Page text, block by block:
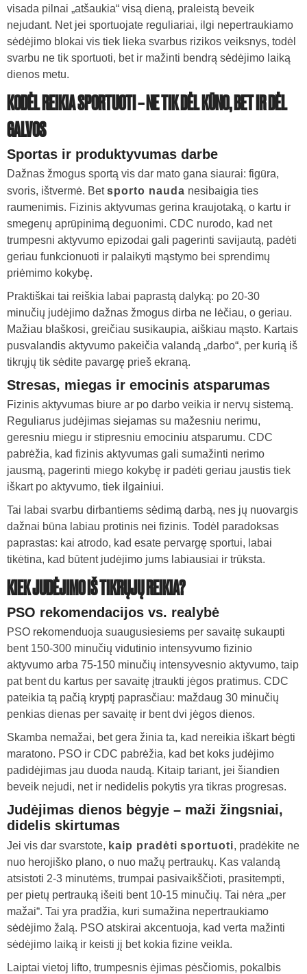
visada pilnai „atšaukia“ visą dieną, praleistą beveik
nejudant. Net jei sportuojate reguliariai, ilgi nepertraukiamo
sėdėjimo blokai vis tiek lieka svarbus rizikos veiksnys, todėl
svarbu ne tik sportuoti, bet ir mažinti bendrą sėdėjimo laiką
dienos metu.
KODĖL REIKIA SPORTUOTI – NE TIK DĖL KŪNO, BET IR DĖL
GALVOS
Sportas ir produktyvumas darbe
Dažnas žmogus sportą vis dar mato gana siaurai: figūra,
svoris, ištvermė. Betsporto nauda nesibaigia ties
raumenimis. Fizinis aktyvumas gerina kraujotaką, o kartu ir
smegenų aprūpinimą deguonimi. CDC nurodo, kad net
trumpesni aktyvumo epizodai gali pagerinti savijautą, padėti
geriau funkcionuoti ir palaikyti mąstymo bei sprendimų
priėmimo kokybę.
Praktiškai tai reiškia labai paprastą dalyką: po 20-30
minučių judėjimo dažnas žmogus dirba ne lėčiau, o geriau.
Mažiau blaškosi, greičiau susikaupia, aiškiau mąsto. Kartais
pusvalandis aktyvumo pakeičia valandą „darbo“, per kurią iš
tikrųjų tik sėdite pavargę prieš ekraną.
Stresas, miegas ir emocinis atsparumas
Fizinis aktyvumas biure ar po darbo veikia ir nervų sistemą.
Reguliarus judėjimas siejamas su mažesniu nerimu,
geresniu miegu ir stipresniu emociniu atsparumu. CDC
pabrėžia, kad fizinis aktyvumas gali sumažinti nerimo
jausmą, pagerinti miego kokybę ir padėti geriau jaustis tiek
iškart po aktyvumo, tiek ilgainiui.
Tai labai svarbu dirbantiems sėdimą darbą, nes jų nuovargis
dažnai būna labiau protinis nei fizinis. Todėl paradoksas
paprastas: kai atrodo, kad esate pervargę sportui, labai
tikėtina, kad būtent judėjimo jums labiausiai ir trūksta.
KIEK JUDĖJIMO IŠ TIKRŲJŲ REIKIA?
PSO rekomendacijos vs. realybė
PSO rekomenduoja suaugusiesiems per savaitę sukaupti
bent 150-300 minučių vidutinio intensyvumo fizinio
aktyvumo arba 75-150 minučių intensyvesnio aktyvumo, taip
pat bent du kartus per savaitę įtraukti jėgos pratimus. CDC
pateikia tą pačią kryptį paprasčiau: maždaug 30 minučių
penkias dienas per savaitę ir bent dvi jėgos dienos.
Skamba nemažai, bet gera žinia ta, kad nereikia iškart bėgti
maratono. PSO ir CDC pabrėžia, kad bet koks judėjimo
padidėjimas jau duoda naudą. Kitaip tariant, jei šiandien
beveik nejudi, net ir nedidelis pokytis yra tikras progresas.
Judėjimas dienos bėgyje – maži žingsniai,
didelis skirtumas
Jei vis dar svarstote, kaip pradėti sportuoti, pradėkite ne
nuo herojiško plano, o nuo mažų pertraukų. Kas valandą
atsistoti 2-3 minutėms, trumpai pasivaikščioti, prasitempti,
per pietų pertrauką išeiti bent 10-15 minučių. Tai nėra „per
mažai“. Tai yra pradžia, kuri sumažina nepertraukiamo
sėdėjimo žalą. PSO atskirai akcentuoja, kad verta mažinti
sėdėjimo laiką ir keisti jį bet kokia fizine veikla.
Laiptai vietoj lifto, trumpesnis ėjimas pėsčiomis, pokalbis